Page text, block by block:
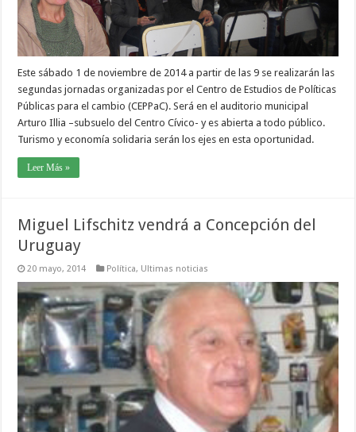
Este sábado 1 de noviembre de 2014 a partir de las 9 se realizarán las
segundas jornadas organizadas por el Centro de Estudios de Políticas
Públicas para el cambio (CEPPaC). Será en el auditorio municipal
Arturo Illia –subsuelo del Centro Cívico- y es abierta a todo público.
Turismo y economía solidaria serán los ejes en esta oportunidad.
Leer Más »
Miguel Lifschitz vendrá a Concepción del
Uruguay
20 mayo, 2014 Política, Ultimas noticias